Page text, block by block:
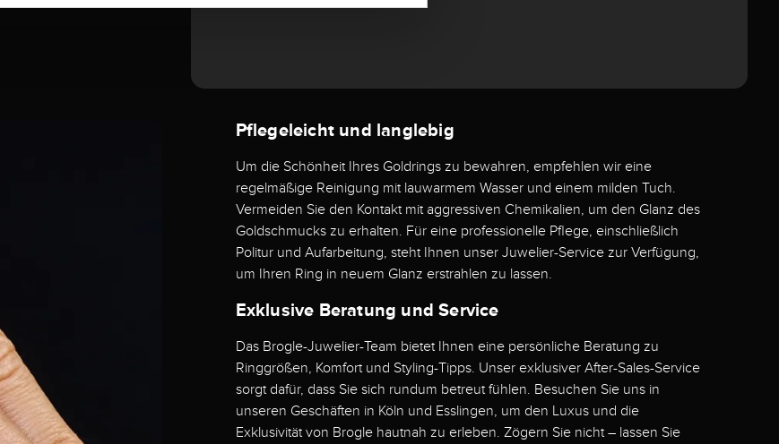
Pflegeleicht und langlebig
Um die Schönheit Ihres Goldrings zu bewahren, empfehlen wir eine
regelmäßige Reinigung mit lauwarmem Wasser und einem milden Tuch.
Vermeiden Sie den Kontakt mit aggressiven Chemikalien, um den Glanz des
Goldschmucks zu erhalten. Für eine professionelle Pflege, einschließlich
Politur und Aufarbeitung, steht Ihnen unser Juwelier-Service zur Verfügung,
um Ihren Ring in neuem Glanz erstrahlen zu lassen.
Exklusive Beratung und Service
Das Brogle-Juwelier-Team bietet Ihnen eine persönliche Beratung zu
Ringgrößen, Komfort und Styling-Tipps. Unser exklusiver After-Sales-Service
sorgt dafür, dass Sie sich rundum betreut fühlen. Besuchen Sie uns in
unseren Geschäften in Köln und Esslingen, um den Luxus und die
Exklusivität von Brogle hautnah zu erleben. Zögern Sie nicht – lassen Sie